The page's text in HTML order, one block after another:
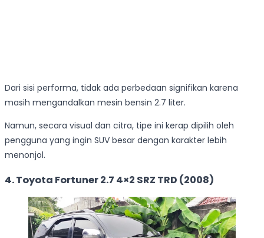
Dari sisi performa, tidak ada perbedaan signifikan karena
masih mengandalkan mesin bensin 2.7 liter.
Namun, secara visual dan citra, tipe ini kerap dipilih oleh
pengguna yang ingin SUV besar dengan karakter lebih
menonjol.
4. Toyota Fortuner 2.7 4×2 SRZ TRD (2008)